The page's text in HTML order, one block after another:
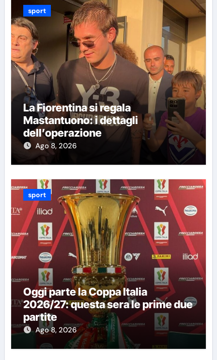
sport
La Fiorentina si regala
Mastantuono: i dettagli
dell’operazione
Ago 8, 2026
sport
Oggi parte la Coppa Italia
2026/27: questa sera le prime due
partite
Ago 8, 2026